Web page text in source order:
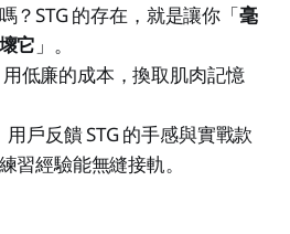
？STG 的存在，就是讓你「毫
它 」。
用低廉的成本，換取肌肉記憶
用戶反饋 STG 的手感與實戰款
習經驗能無縫接軌。